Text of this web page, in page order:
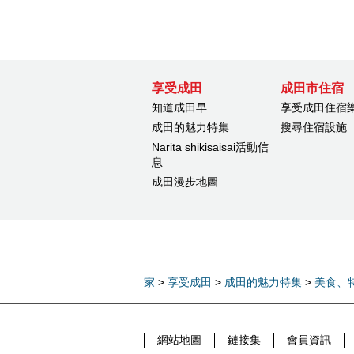
享受成田
知道成田早
成田的魅力特集
Narita shikisaisai活動信
息
成田漫步地圖
成田市住宿
享受成田住宿
搜尋住宿設施
家 > 享受成田 > 成田的魅力特集 > 美食、
網站地圖 鏈接集 會員資訊